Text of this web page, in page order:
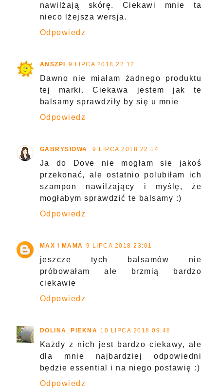
nawilżają skórę. Ciekawi mnie ta
nieco lżejsza wersja.
Odpowiedz
ANSZPI 9 LIPCA 2018 22:12
Dawno nie miałam żadnego produktu
tej marki. Ciekawa jestem jak te
balsamy sprawdziły by się u mnie
Odpowiedz
GABRYSIOWA 9 LIPCA 2018 22:14
Ja do Dove nie mogłam sie jakoś
przekonać, ale ostatnio polubiłam ich
szampon nawilżający i myślę, że
mogłabym sprawdzić te balsamy :)
Odpowiedz
MAX I MAMA 9 LIPCA 2018 23:01
jeszcze tych balsamów nie
próbowałam ale brzmią bardzo
ciekawie
Odpowiedz
DOLINA_PIEKNA 10 LIPCA 2018 09:48
Każdy z nich jest bardzo ciekawy, ale
dla mnie najbardziej odpowiedni
będzie essential i na niego postawię :)
Odpowiedz